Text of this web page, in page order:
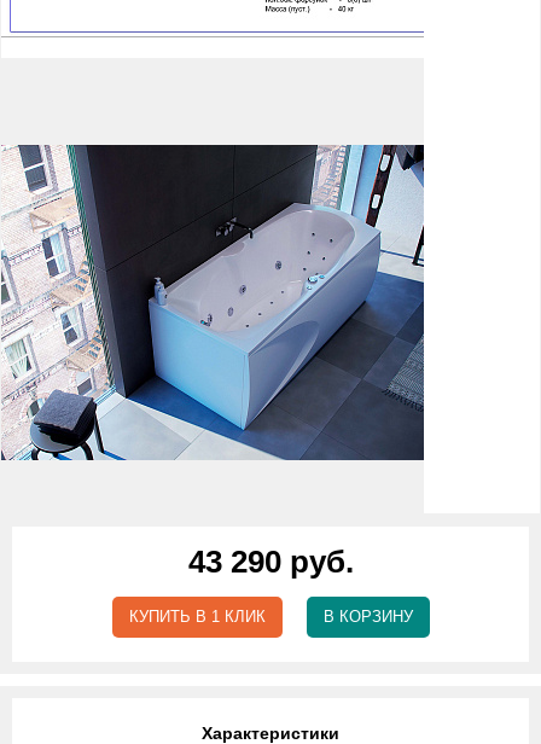
43 290 руб.
КУПИТЬ В 1 КЛИК В КОРЗИНУ
Характеристики